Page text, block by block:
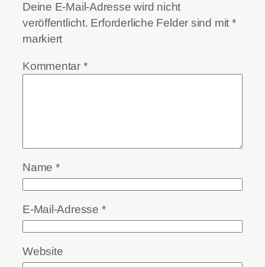
Deine E-Mail-Adresse wird nicht
veröffentlicht. Erforderliche Felder sind mit *
markiert
Kommentar *
Name *
E-Mail-Adresse *
Website